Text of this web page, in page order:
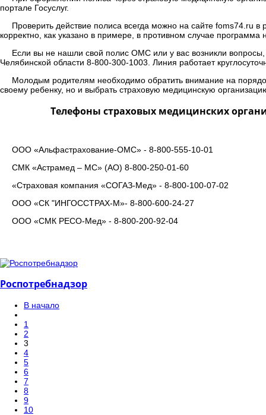
портале Госуслуг.
Проверить действие полиса всегда можно на сайте foms74.ru
корректно, как указано в примере, в противном случае
Если вы не нашли свой полис ОМС или у вас возникли
Челябинской области 8-800-300-1003. Линия работает
Молодым родителям необходимо обратить внимание на
своему ребенку, но и выбрать страховую медицинскую
Телефоны страховых медицинских
ООО «Альфастрахование-ОМС» - 8-800-555-10-01
СМК «Астрамед – МС» (АО) 8-800-250-01-60
«Страховая компания «СОГАЗ-Мед» - 8-800-100-07-02
ООО «СК "ИНГОССТРАХ-М»- 8-800-600-24-27
ООО «СМК РЕСО-Мед» - 8-800-200-92-04
Роспотребнадзор
В начало
1
2
3
4
5
6
7
8
9
10